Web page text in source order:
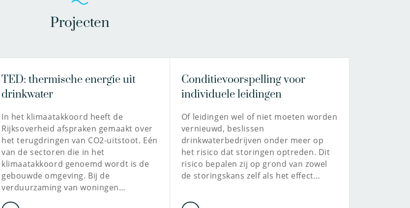
Projecten
TED: thermische energie uit
drinkwater
In het klimaatakkoord heeft de
Rijksoverheid afspraken gemaakt over
het terugdringen van CO2-uitstoot. Eén
van de sectoren die in het
klimaatakkoord genoemd wordt is de
gebouwde omgeving. Bij de
verduurzaming van woningen…
Conditievoorspelling voor
individuele leidingen
Of leidingen wel of niet moeten worden
vernieuwd, beslissen
drinkwaterbedrijven onder meer op
het risico dat storingen optreden. Dit
risico bepalen zij op grond van zowel
de storingskans zelf als het effect…